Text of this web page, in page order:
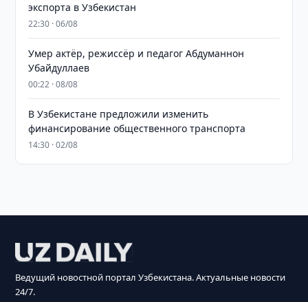
экспорта в Узбекистан
22:30 · 06/08
Умер актёр, режиссёр и педагог Абдуманнон
Убайдуллаев
00:22 · 08/08
В Узбекистане предложили изменить
финансирование общественного транспорта
14:30 · 02/08
Ведущий новостной портал Узбекистана. Актуальные новости
24/7.